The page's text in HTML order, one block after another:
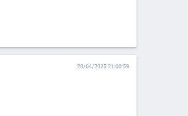
28/04/2025 21:00:59